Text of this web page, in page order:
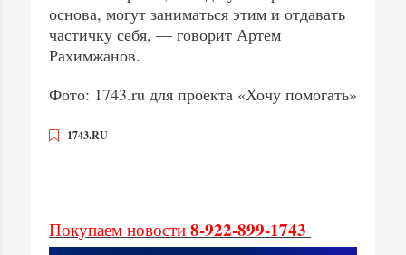
основа, могут заниматься этим и отдавать
частичку себя, — говорит Артем
Рахимжанов.
Фото: 1743.ru для проекта «Хочу помогать»
1743.RU
Покупаем новости 8-922-899-1743